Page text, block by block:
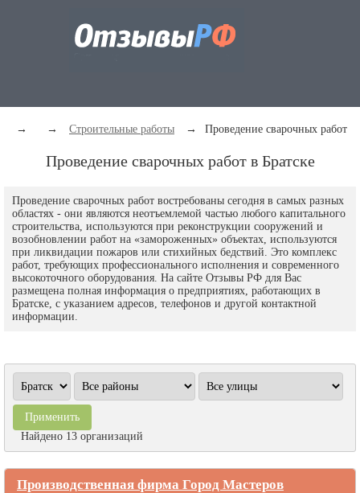
→ → Строительные работы → Проведение сварочных работ
Проведение сварочных работ в Братске
Проведение сварочных работ востребованы сегодня в самых разных
областях - они являются неотъемлемой частью любого капитального
строительства, используются при реконструкции сооружений и
возобновлении работ на «замороженных» объектах, используются
при ликвидации пожаров или стихийных бедствий. Это комплекс
работ, требующих профессионального исполнения и современного
высокоточного оборудования. На сайте Отзывы РФ для Вас
размещена полная информация о предприятиях, работающих в
Братске, с указанием адресов, телефонов и другой контактной
информации.
Найдено 13 организаций
Производственная фирма Город Мастеров